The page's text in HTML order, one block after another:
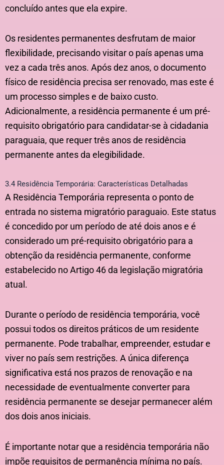
concluído antes que ela expire.
Os residentes permanentes desfrutam de maior
flexibilidade, precisando visitar o país apenas uma
vez a cada três anos. Após dez anos, o documento
físico de residência precisa ser renovado, mas este é
um processo simples e de baixo custo.
Adicionalmente, a residência permanente é um pré-
requisito obrigatório para candidatar-se à cidadania
paraguaia, que requer três anos de residência
permanente antes da elegibilidade.
3.4 Residência Temporária: Características Detalhadas
A Residência Temporária representa o ponto de
entrada no sistema migratório paraguaio. Este status
é concedido por um período de até dois anos e é
considerado um pré-requisito obrigatório para a
obtenção da residência permanente, conforme
estabelecido no Artigo 46 da legislação migratória
atual.
Durante o período de residência temporária, você
possui todos os direitos práticos de um residente
permanente. Pode trabalhar, empreender, estudar e
viver no país sem restrições. A única diferença
significativa está nos prazos de renovação e na
necessidade de eventualmente converter para
residência permanente se desejar permanecer além
dos dois anos iniciais.
É importante notar que a residência temporária não
impõe requisitos de permanência mínima no país.